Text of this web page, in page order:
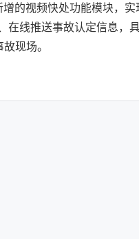
的视频快处功能模块，
线推送事故认定信息，
现场。